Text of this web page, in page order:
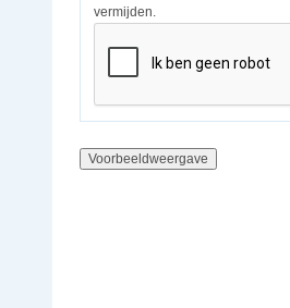
vermijden.